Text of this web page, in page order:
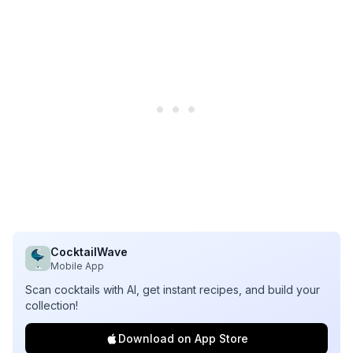
CocktailWave
Mobile App
Scan cocktails with AI, get instant recipes, and build your
collection!
Download on App Store